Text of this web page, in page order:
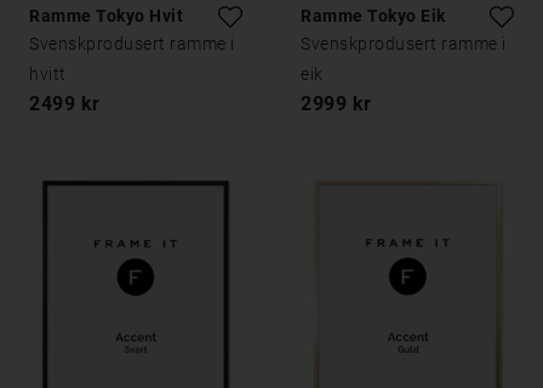
Ramme Tokyo Hvit
Svenskprodusert ramme i
hvitt
2499 kr
Ramme Tokyo Eik
Svenskprodusert ramme i
eik
2999 kr